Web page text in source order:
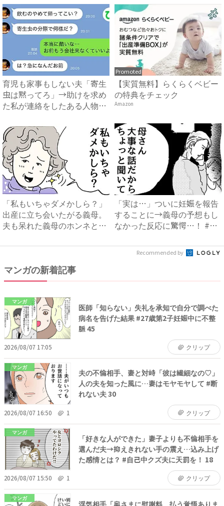
育児も家事もしない夫「寄生
虫は黙ってろ」→助けを求め
た私が連絡をしたある人物と
Promoted
【実質無料】らくらくベビー
の特典をチェック
Amazon
「私もいちゃダメかしら？」
出産に立ち会いたがる義母。
夫も呆れた義母のホンネと
「実は…」ついに妊娠を報告
することに→義母の予想もし
なかった反応に驚愕…！ #
Recommended by
マンガの新着記事
マンガ
医師「知らない」失礼を承知で自分で調べた
病名を告げた結果 #27歳第2子妊娠中に不整
脈 45
2026/08/07 17:05 クリップ
マンガ
夫の不倫相手、妻と対峙「彼は繊細なの♡」
人の夫を知った風に…妻はモヤモヤして #断
れない夫 30
2026/08/07 16:50 1 クリップ
マンガ
「好きな人ができた」妻子よりも不倫相手を
選んだ夫→抑えきれない手の震え…込み上げ
た感情とは？ #自己中クズ夫に天罰を！ 18
2026/08/07 15:50 1 クリップ
マンガ
浮気相手「奥さまに慰謝料、払う覚悟ありま